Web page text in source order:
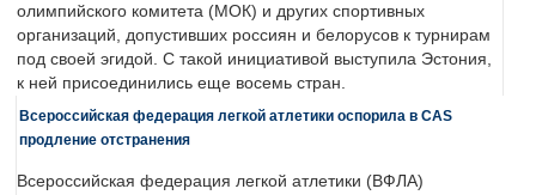
олимпийского комитета (МОК) и других спортивных
организаций, допустивших россиян и белорусов к турнирам
под своей эгидой. С такой инициативой выступила Эстония,
к ней присоединились еще восемь стран.
Всероссийская федерация легкой атлетики оспорила в CAS
продление отстранения
Всероссийская федерация легкой атлетики (ВФЛА)